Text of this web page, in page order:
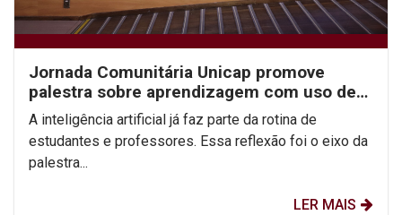
Jornada Comunitária Unicap promove
palestra sobre aprendizagem com uso de
IA
A inteligência artificial já faz parte da rotina de
estudantes e professores. Essa reflexão foi o eixo da
palestra...
LER MAIS